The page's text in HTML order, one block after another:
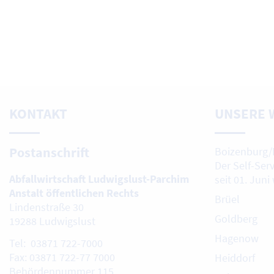
KONTAKT
Postanschrift
Abfallwirtschaft Ludwigslust-Parchim
Anstalt öffentlichen Rechts
Lindenstraße 30
19288 Ludwigslust
Tel: 03871 722-7000
Fax: 03871 722-77 7000
UNSERE
Boizenburg/
Der Self-
seit 01. Juni
Brüel
Goldberg
Hagenow
Heiddorf